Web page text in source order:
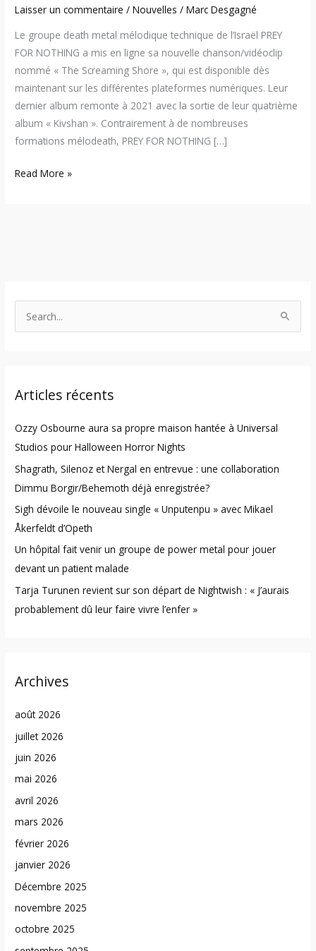
Laisser un commentaire /Nouvelles /Marc Desgagné
Le groupe death metal mélodique technique de l’Israël PREY
FOR NOTHING a mis en ligne sa nouvelle chanson/vidéoclip
nommé « The Screaming Shore », qui est disponible dès
maintenant sur les différentes plateformes numériques. Leur
dernier album remonte à 2021 avec la sortie de leur quatrième
album « Kivshan ». Contrairement à de nombreuses
formations mélodeath, PREY FOR NOTHING […]
Read More »
c
f
o
r
:
Articles récents
Ozzy Osbourne aura sa propre maison hantée à Universal
Studios pour Halloween Horror Nights
Shagrath, Silenoz et Nergal en entrevue : une collaboration
Dimmu Borgir/Behemoth déjà enregistrée?
Sigh dévoile le nouveau single « Unputenpu » avec Mikael
Åkerfeldt d’Opeth
Un hôpital fait venir un groupe de power metal pour jouer
devant un patient malade
Tarja Turunen revient sur son départ de Nightwish : « J’aurais
probablement dû leur faire vivre l’enfer »
Archives
août 2026
juillet 2026
juin 2026
mai 2026
avril 2026
mars 2026
février 2026
janvier 2026
Décembre 2025
novembre 2025
octobre 2025